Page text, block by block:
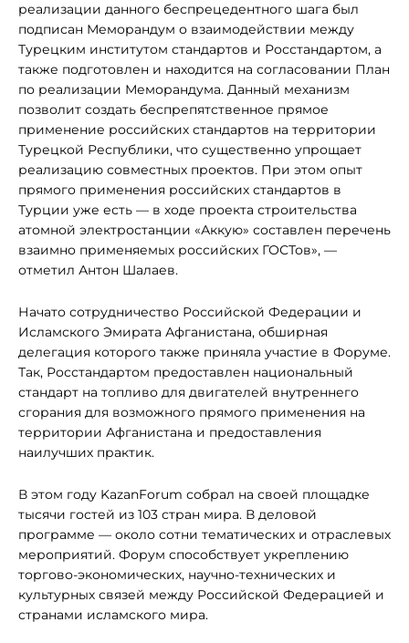
реализации данного беспрецедентного шага был
подписан Меморандум о взаимодействии между
Турецким институтом стандартов и Росстандартом, а
также подготовлен и находится на согласовании План
по реализации Меморандума. Данный механизм
позволит создать беспрепятственное прямое
применение российских стандартов на территории
Турецкой Республики, что существенно упрощает
реализацию совместных проектов. При этом опыт
прямого применения российских стандартов в
Турции уже есть — в ходе проекта строительства
атомной электростанции «Аккую» составлен перечень
взаимно применяемых российских ГОСТов», —
отметил Антон Шалаев.
Начато сотрудничество Российской Федерации и
Исламского Эмирата Афганистана, обширная
делегация которого также приняла участие в Форуме.
Так, Росстандартом предоставлен национальный
стандарт на топливо для двигателей внутреннего
сгорания для возможного прямого применения на
территории Афганистана и предоставления
наилучших практик.
В этом году KazanForum собрал на своей площадке
тысячи гостей из 103 стран мира. В деловой
программе — около сотни тематических и отраслевых
мероприятий. Форум способствует укреплению
торгово-экономических, научно-технических и
культурных связей между Российской Федерацией и
странами исламского мира.